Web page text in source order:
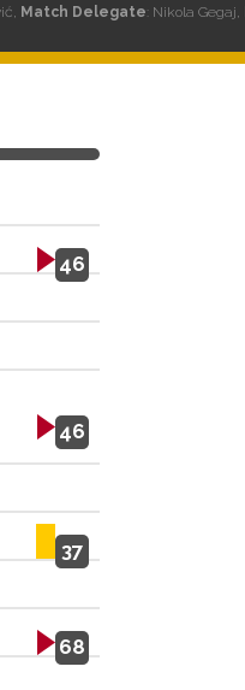
Match Delegate: Nikola Gegaj,
46
46
37
68